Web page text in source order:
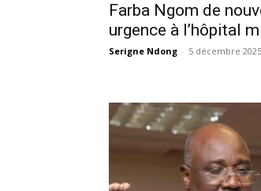
Farba Ngom de
urgence à l’hôpital
Serigne Ndong - 5 décembre